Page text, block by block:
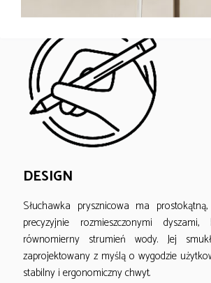
DESIGN
Słuchawka prysznicowa ma
precyzyjnie rozmieszczonymi
równomierny strumień wody. Jej
zaprojektowany z myślą o wygodzie
stabilny i ergonomiczny chwyt.